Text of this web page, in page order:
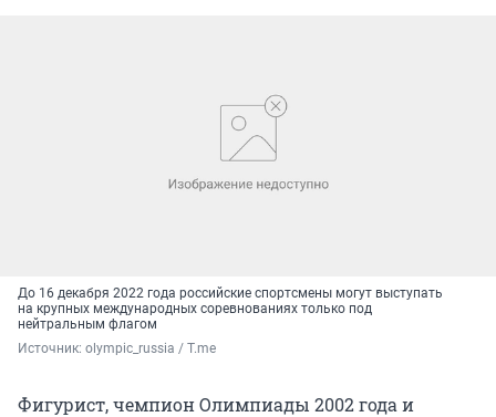
До 16 декабря 2022 года российские спортсмены могут выступать
на крупных международных соревнованиях только под
нейтральным флагом
Источник: olympic_russia / T.me
Фигурист, чемпион Олимпиады 2002 года и